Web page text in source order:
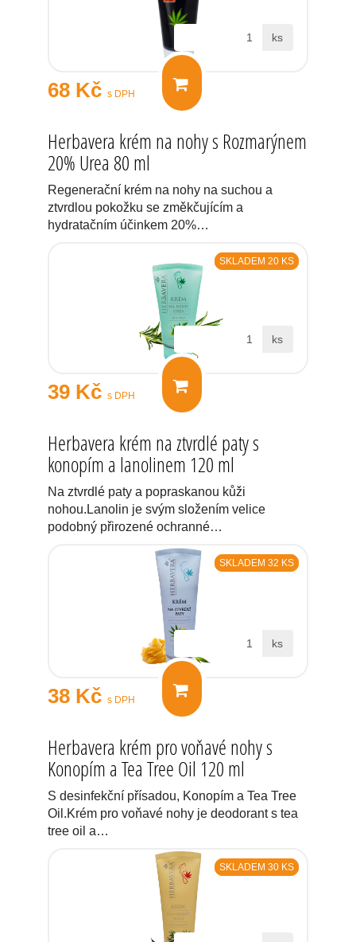
68 Kč s DPH
ks
Herbavera krém na nohy s Rozmarýnem
20% Urea 80 ml
Regenerační krém na nohy na suchou a
ztvrdlou pokožku se změkčujícím a
hydratačním účinkem 20%…
SKLADEM 20 KS
39 Kč s DPH
ks
Herbavera krém na ztvrdlé paty s
konopím a lanolinem 120 ml
Na ztvrdlé paty a popraskanou kůži
nohou.Lanolin je svým složením velice
podobný přirozené ochranné…
SKLADEM 32 KS
38 Kč s DPH
ks
Herbavera krém pro voňavé nohy s
Konopím a Tea Tree Oil 120 ml
S desinfekční přísadou, Konopím a Tea Tree
Oil.Krém pro voňavé nohy je deodorant s tea
tree oil a…
SKLADEM 30 KS